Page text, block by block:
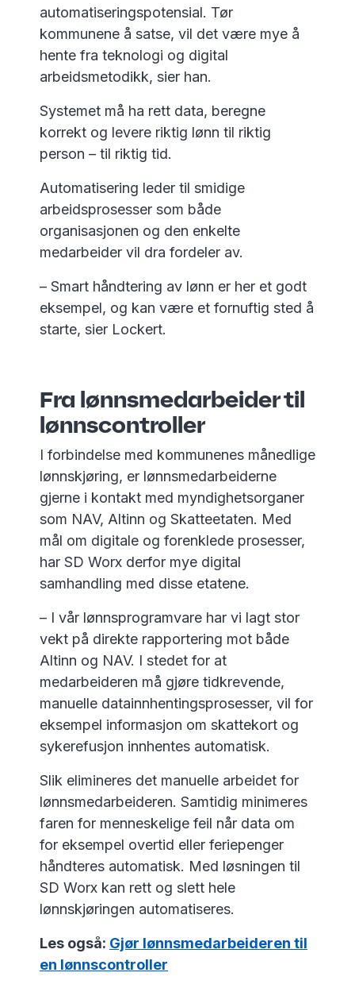
automatiseringspotensial. Tør
kommunene å satse, vil det være mye å
hente fra teknologi og digital
arbeidsmetodikk, sier han.
Systemet må ha rett data, beregne
korrekt og levere riktig lønn til riktig
person – til riktig tid.
Automatisering leder til smidige
arbeidsprosesser som både
organisasjonen og den enkelte
medarbeider vil dra fordeler av.
– Smart håndtering av lønn er her et godt
eksempel, og kan være et fornuftig sted å
starte, sier Lockert.
Fra lønnsmedarbeider til
lønnscontroller
I forbindelse med kommunenes månedlige
lønnskjøring, er lønnsmedarbeiderne
gjerne i kontakt med myndighetsorganer
som NAV, Altinn og Skatteetaten. Med
mål om digitale og forenklede prosesser,
har SD Worx derfor mye digital
samhandling med disse etatene.
– I vår lønnsprogramvare har vi lagt stor
vekt på direkte rapportering mot både
Altinn og NAV. I stedet for at
medarbeideren må gjøre tidkrevende,
manuelle datainnhentingsprosesser, vil for
eksempel informasjon om skattekort og
sykerefusjon innhentes automatisk.
Slik elimineres det manuelle arbeidet for
lønnsmedarbeideren. Samtidig minimeres
faren for menneskelige feil når data om
for eksempel overtid eller feriepenger
håndteres automatisk. Med løsningen til
SD Worx kan rett og slett hele
lønnskjøringen automatiseres.
Les også: Gjør lønnsmedarbeideren til
en lønnscontroller